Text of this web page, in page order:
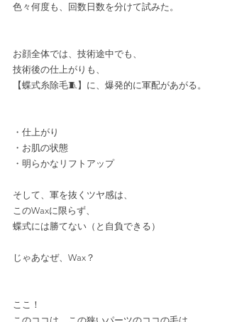
色々何度も、回数日数を分けて試みた。﻿
お顔全体では、技術途中でも、﻿
技術後の仕上がりも、﻿
【蝶式糸除毛🧵】に、爆発的に軍配があがる。﻿
・仕上がり﻿
・お肌の状態﻿
・明らかなリフトアップ﻿
そして、軍を抜くツヤ感は、﻿
このWaxに限らず、
蝶式には勝てない（と自負できる）﻿
じゃあなぜ、Wax？﻿
ここ！﻿